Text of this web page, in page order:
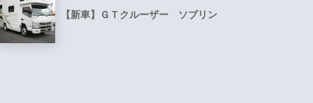
【新車】ＧＴクルーザー ソブリン